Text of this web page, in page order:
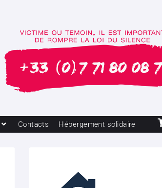
Contacts Hébergement solidaire